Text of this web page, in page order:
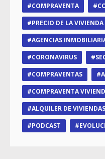
COMPRAVENTA
PRECIO DE LA VIVIENDA
AGENCIAS
CORONAVIRUS
COMPRAVENTAS
COMPRAVENTA
ALQUILER DE VIVIENDAS
PODCAST